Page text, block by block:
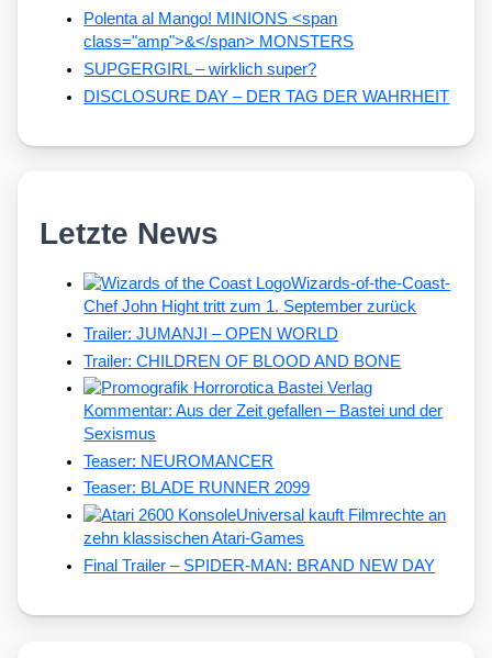
Polenta al Mango! MINIONS <span
class="amp">&</span> MONSTERS
SUPGERGIRL – wirklich super?
DISCLOSURE DAY – DER TAG DER WAHRHEIT
Letzte News
Wizards-of-the-Coast-
Chef John Hight tritt zum 1. September zurück
Trailer: JUMANJI – OPEN WORLD
Trailer: CHILDREN OF BLOOD AND BONE
Kommentar: Aus der Zeit gefallen – Bastei und der
Sexismus
Teaser: NEUROMANCER
Teaser: BLADE RUNNER 2099
Universal kauft Filmrechte an
zehn klassischen Atari-Games
Final Trailer – SPIDER-MAN: BRAND NEW DAY